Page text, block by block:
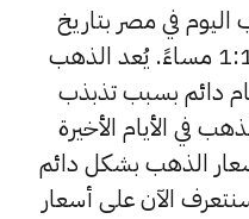
في مصر بتاريخ
الخميس 4 ديسمبر الساعة 1:15 مساءً. يُعد الذهب
دائم بسبب تذبذب
في الأيام الأخيرة
بتغطية أسعار الذهب بشكل دائم
الآن على أسعار